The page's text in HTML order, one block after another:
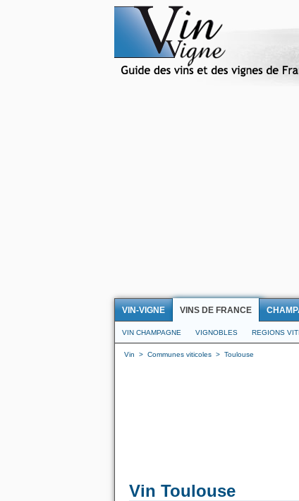
VIN-VIGNE VINS DE FRANCE
VIN CHAMPAGNE VIGNOBLES REGIONS
Vin > Communes viticoles > Toulouse
Vin Toulouse